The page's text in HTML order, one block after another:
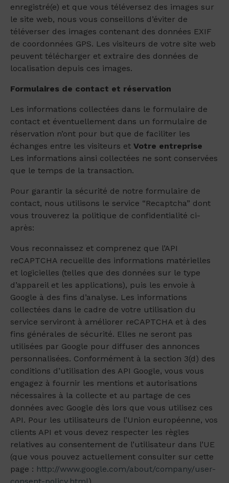
enregistré(e) et que vous téléversez des images sur
le site web, nous vous conseillons d’éviter de
téléverser des images contenant des données EXIF
de coordonnées GPS. Les visiteurs de votre site web
peuvent télécharger et extraire des données de
localisation depuis ces images.
Formulaires de contact et réservation
Les informations collectées dans le formulaire de
contact et éventuellement dans un formulaire de
réservation n’ont pour but que de faciliter les
échanges entre les visiteurs et Votre entreprise
Les informations ainsi collectées ne sont conservées
que le temps de la transaction.
Pour garantir la sécurité de notre formulaire de
contact, nous utilisons le service “Recaptcha” dont
vous trouverez la politique de confidentialité ci-
après:
Vous reconnaissez et comprenez que l’API
reCAPTCHA recueille des informations matérielles
et logicielles (telles que des données sur le type
d’appareil et les applications), puis les envoie à
Google à des fins d’analyse. Les informations
collectées dans le cadre de votre utilisation du
service serviront à améliorer reCAPTCHA et à des
fins générales de sécurité. Elles ne seront pas
utilisées par Google pour diffuser des annonces
personnalisées. Conformément à la section 3(d) des
conditions d’utilisation des API Google, vous vous
engagez à fournir les mentions et autorisations
nécessaires à la collecte et au partage de ces
données avec Google dès lors que vous utilisez ces
API. Pour les utilisateurs de l’Union européenne, vos
clients API et vous devez respecter les règles
relatives au consentement de l’utilisateur dans l’UE
(que vous pouvez actuellement consulter sur cette
page : http://www.google.com/about/company/user-